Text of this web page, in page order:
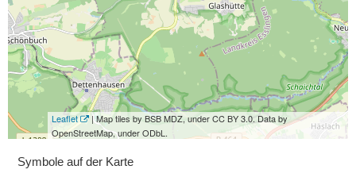
Leaflet
| Map tiles by BSB MDZ, under CC BY 3.0. Data by
OpenStreetMap, under ODbL.
Symbole auf der Karte